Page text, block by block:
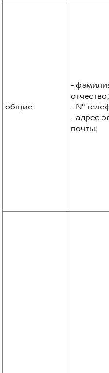
общие
-
отчество;
- №
- адрес
почты;